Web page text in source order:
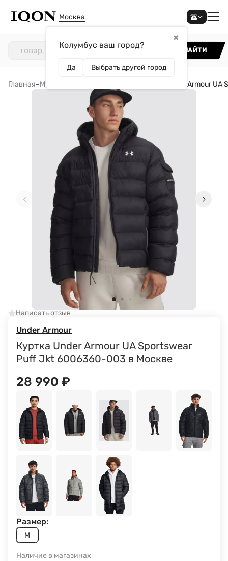
Москва
✖
Колумбус ваш город?
Да Выбрать другой город
НАЙТИ
Главная–Мужчинам Куртка Under Armour
Написать отзыв
Under Armour
Куртка Under Armour UA Sportswear
Puff Jkt 6006360-003 в Москве
28 990 ₽
M
Размер:
Наличие в магазинах